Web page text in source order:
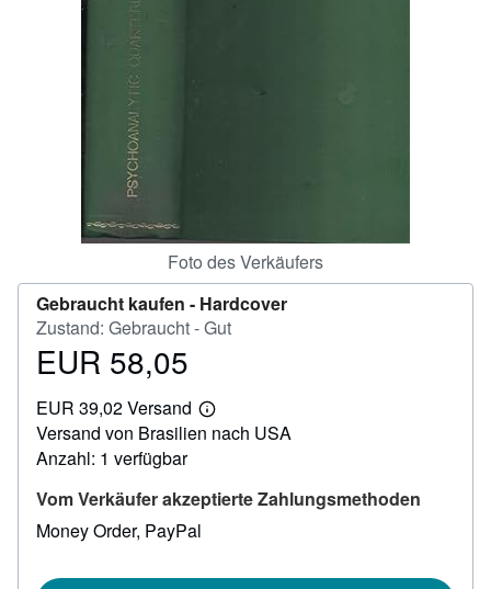
Foto des Verkäufers
Gebraucht kaufen - Hardcover
Zustand: Gebraucht - Gut
Preis
58,05
EUR 58,05
EUR 39,02 Versand
Weitere
Informationen
Versand von Brasilien nach USA
Anzahl: 1 verfügbar
Vom Verkäufer akzeptierte Zahlungsmethoden
Money Order PayPal